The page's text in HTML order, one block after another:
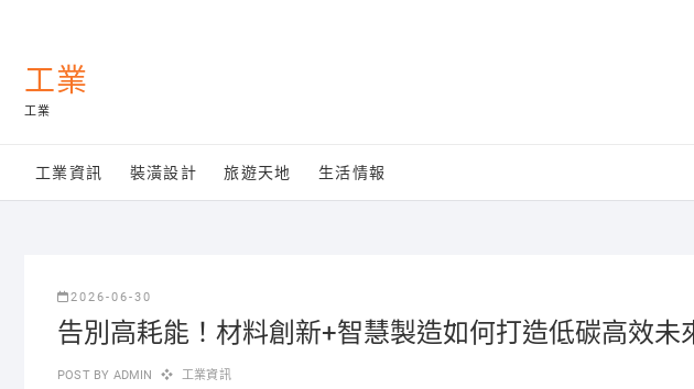
content工業
工業
工業資訊 裝潢設計 旅遊天地 生活情報
2026-06-30
告別高耗能！材料創新+智慧製造如何打造低碳高效未
POST BY ADMIN 工業資訊